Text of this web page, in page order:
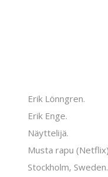
Erik Lönngren.
Erik Enge.
Näyttelijä.
Musta rapu
Stockholm, Sweden.